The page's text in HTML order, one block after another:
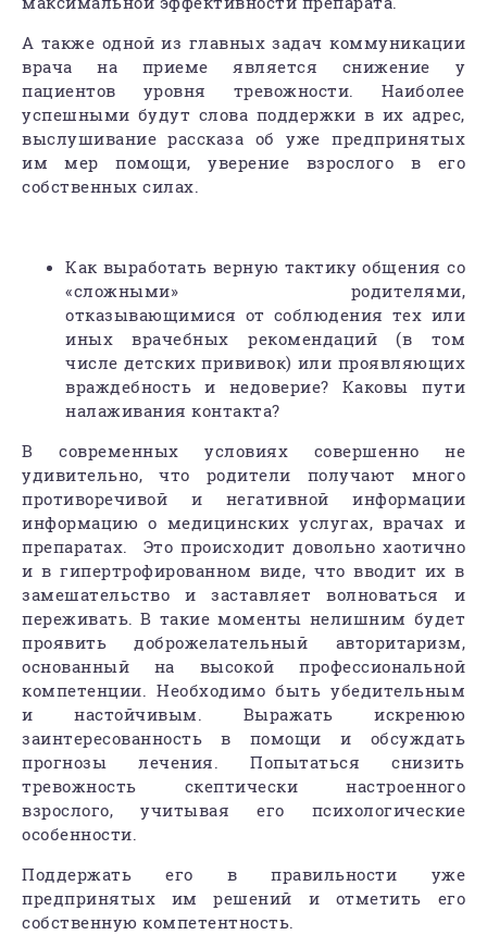
А также одной из главных задач коммуникации
врача на приеме является снижение у
пациентов уровня тревожности. Наиболее
успешными будут слова поддержки в их адрес,
выслушивание рассказа об уже предпринятых
им мер помощи, уверение взрослого в его
собственных силах.
Как выработать верную тактику общения со
«сложными» родителями,
отказывающимися от соблюдения тех или
иных врачебных рекомендаций (в том
числе детских прививок) или проявляющих
враждебность и недоверие? Каковы пути
налаживания контакта?
В современных условиях совершенно не
удивительно, что родители получают много
противоречивой и негативной информации
информацию о медицинских услугах, врачах и
препаратах. Это происходит довольно хаотично
и в гипертрофированном виде, что вводит их в
замешательство и заставляет волноваться и
переживать. В такие моменты нелишним будет
проявить доброжелательный авторитаризм,
основанный на высокой профессиональной
компетенции. Необходимо быть убедительным
и настойчивым. Выражать искренюю
заинтересованность в помощи и обсуждать
прогнозы лечения. Попытаться снизить
тревожность скептически настроенного
взрослого, учитывая его психологические
особенности.
Поддержать его в правильности уже
предпринятых им решений и отметить его
собственную компетентность.